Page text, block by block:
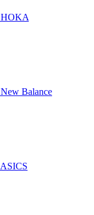
HOKA
New Balance
ASICS